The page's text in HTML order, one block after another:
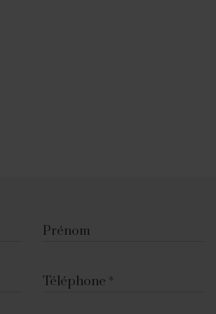
Prénom
Téléphone